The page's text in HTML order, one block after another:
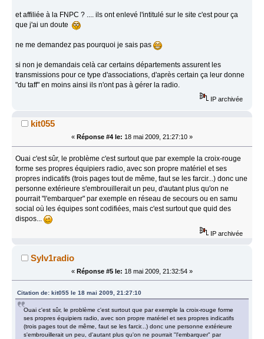
et affiliée à la FNPC ? .... ils ont enlevé l'intitulé sur le site c'est pour ça
que j'ai un doute
ne me demandez pas pourquoi je sais pas
si non je demandais celà car certains départements assurent les
transmissions pour ce type d'associations, d'après certain ça leur donne
"du taff" en moins ainsi ils n'ont pas à gérer la radio.
IP archivée
kit055
« Réponse #4 le: 18 mai 2009, 21:27:10 »
Ouai c'est sûr, le problème c'est surtout que par exemple la croix-rouge
forme ses propres équipiers radio, avec son propre matériel et ses
propres indicatifs (trois pages tout de même, faut se les farcir...) donc une
personne extérieure s'embrouillerait un peu, d'autant plus qu'on ne
pourrait "l'embarquer" par exemple en réseau de secours ou en samu
social où les équipes sont codifiées, mais c'est surtout que quid des
dispos...
IP archivée
Sylv1radio
« Réponse #5 le: 18 mai 2009, 21:32:54 »
Citation de: kit055 le 18 mai 2009, 21:27:10
Ouai c'est sûr, le problème c'est surtout que par exemple la croix-rouge forme
ses propres équipiers radio, avec son propre matériel et ses propres indicatifs
(trois pages tout de même, faut se les farcir...) donc une personne extérieure
s'embrouillerait un peu, d'autant plus qu'on ne pourrait "l'embarquer" par